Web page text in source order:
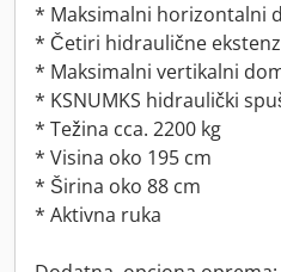
* Maksimalni horizontalni
* Četiri hidraulične
* Maksimalni vertikalni
* KSNUMKS hidraulički
* Težina cca. 2200 kg
* Visina oko 195 cm
* Širina oko 88 cm
* Aktivna ruka